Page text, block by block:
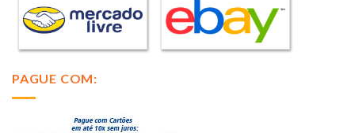
PAGUE COM: